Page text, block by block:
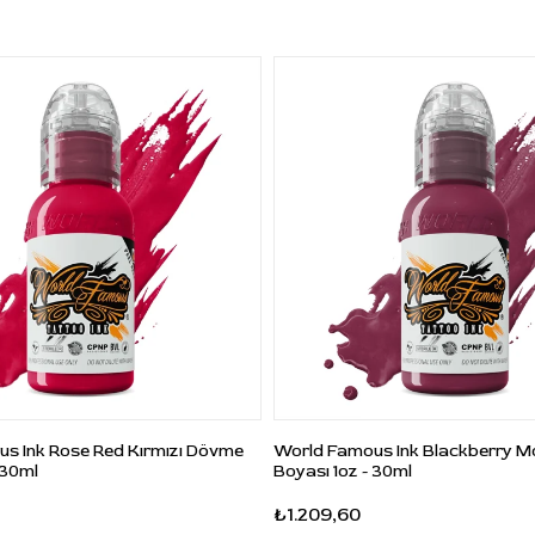
Ürünü yalnızca profesyonel dövme uygulama
prosedürlerine uygun şekilde kullanınız. Kullanım
sonrası şişe kapağını kapalı tutunuz; ürünü doğrudan
güneş ışığından uzak, oda sıcaklığında saklayınız.
Sık Sorulan Sorular
Radiant Colors Angelo Nicolella Auburn hangi
renktir?
C: Kızıl kahverengiye yakın sıcak auburn tonlu bir
dövme boyasıdır.
C: Portre, realizm, ten tonu geçişleri, sıcak
ton çalışmalarında kullanılabilir.
Ink Rose Red Kırmızı Dövme
World Famous Ink Blackberry
Boyası 1oz - 30ml
₺1.209,60